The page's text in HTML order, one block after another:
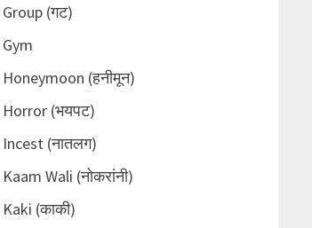
Group (गट)
Gym
Honeymoon (हनीमून)
Horror (भयपट)
Incest (नातलग)
Kaam Wali (नोकरांनी)
Kaki (काकी)